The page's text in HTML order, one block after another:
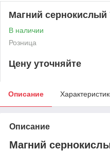
Магний
В наличии
Розница
Цену уточняйте
Описание
Описание
Магний